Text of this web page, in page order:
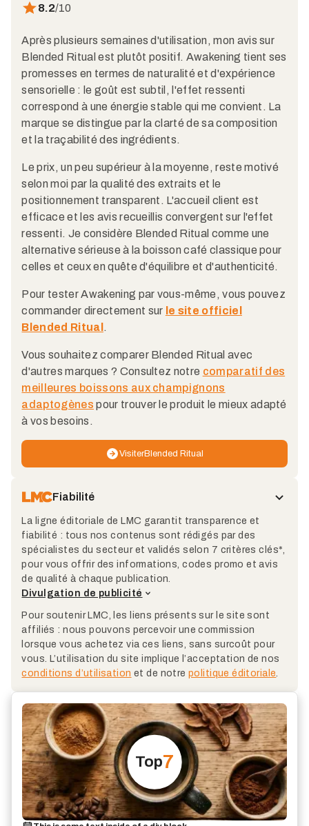
8.2/10
Après plusieurs semaines d'utilisation, mon avis sur
Blended Ritual est plutôt positif. Awakening tient ses
promesses en termes de naturalité et d'expérience
sensorielle : le goût est subtil, l'effet ressenti
correspond à une énergie stable qui me convient. La
marque se distingue par la clarté de sa composition
et la traçabilité des ingrédients.
Le prix, un peu supérieur à la moyenne, reste motivé
selon moi par la qualité des extraits et le
positionnement transparent. L'accueil client est
efficace et les avis recueillis convergent sur l'effet
ressenti. Je considère Blended Ritual comme une
alternative sérieuse à la boisson café classique pour
celles et ceux en quête d'équilibre et d'authenticité.
Pour tester Awakening par vous-même, vous pouvez
commander directement sur le site officiel
Blended Ritual .
Vous souhaitez comparer Blended Ritual avec
d'autres marques ? Consultez notre comparatif des
meilleures boissons aux champignons
adaptogènes pour trouver le produit le mieux adapté
à vos besoins.
VisiterBlended Ritual
Fiabilité
La ligne éditoriale de LMC garantit transparence et
fiabilité : tous nos contenus sont rédigés par des
spécialistes du secteur et validés selon 7 critères clés*,
pour vous offrir des informations, codes promo et avis
de qualité à chaque publication.
Divulgation de publicité
Pour soutenir LMC, les liens présents sur le site sont
affiliés : nous pouvons percevoir une commission
lorsque vous achetez via ces liens, sans surcoût pour
vous. L’utilisation du site implique l’acceptation de nos
conditions d’utilisation et de notrepolitique éditoriale.
Top7